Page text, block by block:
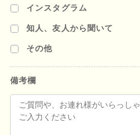
インスタグラム
知人、友人から聞いて
その他
備考欄